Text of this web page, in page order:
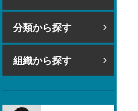
分類から探す
組織から探す